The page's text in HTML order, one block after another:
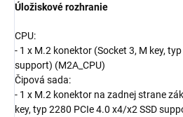
Úložiskové rozhranie
CPU:
- 1 x M.2 konektor (Socket 3, M key,
support) (M2A_CPU)
Čipová sada:
- 1 x M.2 konektor na zadnej strane
key, typ 2280 PCIe 4.0 x4/x2 SSD